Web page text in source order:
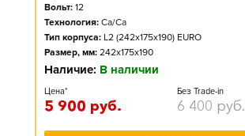
Вольт: 12
Технология: Ca/Ca
Тип корпуса: L2 (242x175x190) EURO
Размер, мм: 242x175x190
Наличие: В наличии
Цена*
5 900 руб.
Без Trade-in
6 400 руб.